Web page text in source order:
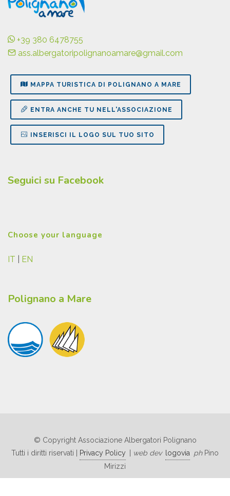
+39 380 6478755
ass.albergatoripolignanoamare@gmail.com
MAPPA TURISTICA DI POLIGNANO A MARE
ENTRA ANCHE TU NELL'ASSOCIAZIONE
INSERISCI IL LOGO SUL TUO SITO
Seguici su Facebook
Choose your language
IT EN
Polignano a Mare
© Copyright Associazione Albergatori Polignano
Tutti i diritti riservati |
Privacy Policy web dev logovia phPino
Mirizzi